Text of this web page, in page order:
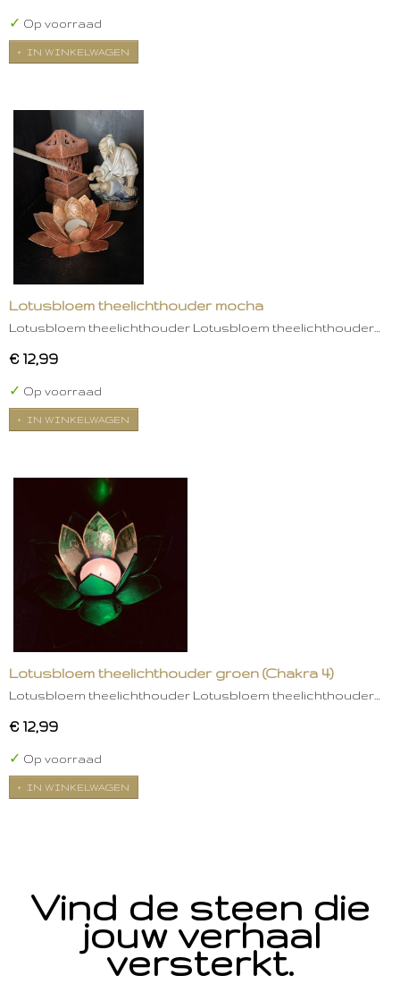
✓ Op voorraad
IN WINKELWAGEN
Lotusbloem theelichthouder mocha
Lotusbloem theelichthouder Lotusbloem theelichthouder…
€ 12,99
✓ Op voorraad
IN WINKELWAGEN
Lotusbloem theelichthouder groen (Chakra 4)
Lotusbloem theelichthouder Lotusbloem theelichthouder…
€ 12,99
✓ Op voorraad
IN WINKELWAGEN
Vind de steen die
jouw verhaal
versterkt.